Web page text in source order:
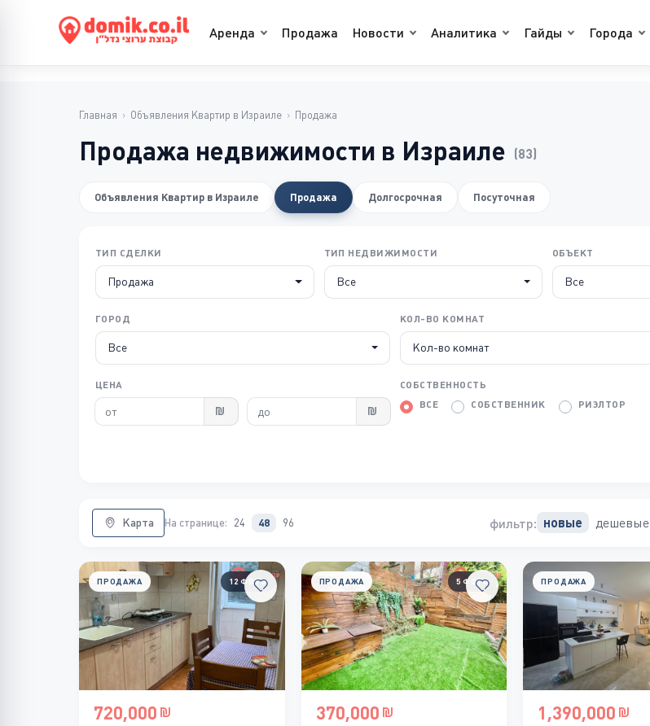
Аренда Продажа Новости Аналитика Гайды Города
Главная › Объявления Квартир в Израиле › Продажа
Продажа недвижимости в Израиле (83)
Объявления Квартир в Израиле Продажа Долгосрочная Посуточная
ТИП СДЕЛКИ
Продажа
ТИП НЕДВИЖИМОСТИ
Все
ОБЪЕКТ
Все
ГОРОД
Все
КОЛ-ВО КОМНАТ
Кол-во комнат
ЦЕНА
СОБСТВЕННОСТЬ
ВСЕ
СОБСТВЕННИК РИЭЛТОР
Карта На странице: 24 48 96 фильтр: новые дешевые
12 ФОТО
ПРОДАЖА
720,000
5 ФОТО
ПРОДАЖА
370,000
ПРОДАЖА
1,390,000